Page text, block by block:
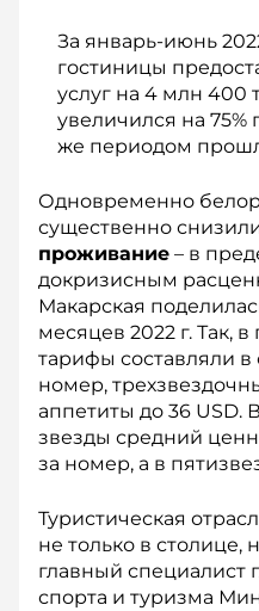
За январь-июнь
гостиницы
услуг на 4 млн 400
увеличился на
же периодом
Одновременно
существенно
проживание – в
докризисным
Макарская
месяцев 2022 г. Так,
тарифы составляли в
номер,
аппетиты до 36 USD.
звезды средний
за номер, а в
Туристическая
не только в столице,
главный специалист
спорта и туризма